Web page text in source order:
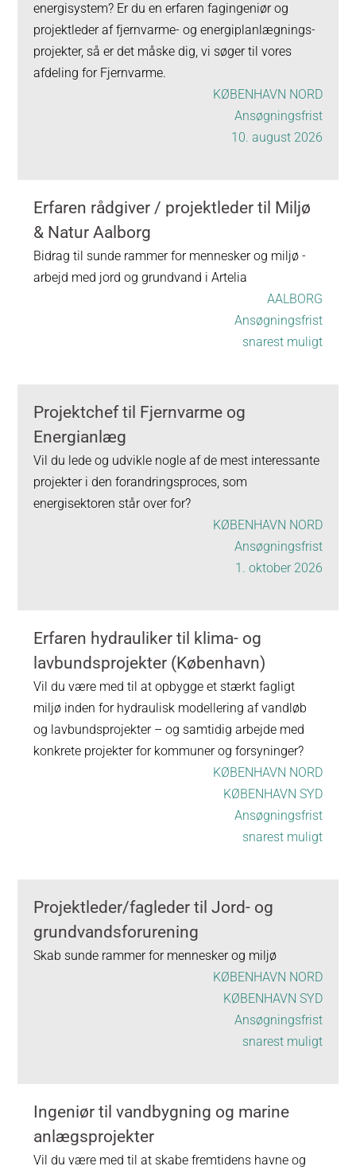
energisystem? Er du en erfaren fagingeniør og
projektleder af fjernvarme- og energiplanlægnings-
projekter, så er det måske dig, vi søger til vores
afdeling for Fjernvarme.
KØBENHAVN NORD
Ansøgningsfrist
10. august 2026
Erfaren rådgiver / projektleder til Miljø
& Natur Aalborg
Bidrag til sunde rammer for mennesker og miljø -
arbejd med jord og grundvand i Artelia
AALBORG
Ansøgningsfrist
snarest muligt
Projektchef til Fjernvarme og
Energianlæg
Vil du lede og udvikle nogle af de mest interessante
projekter i den forandringsproces, som
energisektoren står over for?
KØBENHAVN NORD
Ansøgningsfrist
1. oktober 2026
Erfaren hydrauliker til klima- og
lavbundsprojekter (København)
Vil du være med til at opbygge et stærkt fagligt
miljø inden for hydraulisk modellering af vandløb
og lavbundsprojekter – og samtidig arbejde med
konkrete projekter for kommuner og forsyninger?
KØBENHAVN NORD
KØBENHAVN SYD
Ansøgningsfrist
snarest muligt
Projektleder/fagleder til Jord- og
grundvandsforurening
Skab sunde rammer for mennesker og miljø
KØBENHAVN NORD
KØBENHAVN SYD
Ansøgningsfrist
snarest muligt
Ingeniør til vandbygning og marine
anlægsprojekter
Vil du være med til at skabe fremtidens havne og